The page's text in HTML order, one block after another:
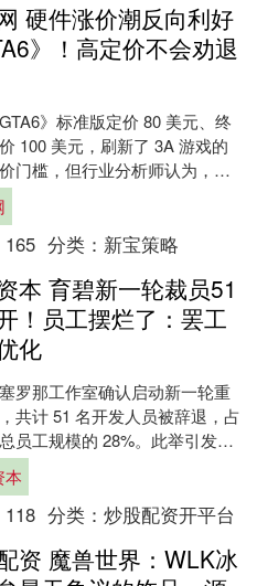
硬件涨价潮反向利好
》！高定价不会劝退
》标准版定价 80 美元、终
100 美元，刷新了 3A 游戏的
门槛，但行业分析师认为，当
件普涨的市场环境，反而会让
165 分类： 新宝策略
本 育碧新一轮裁员51
！员工摆烂了：罢工
化
罗那工作室确认启动新一轮重
共计 51 名开发人员被辞退，占
员工规模的 28%。此举引发员
对，游戏行业工人工会协调委
组织系....
本
118 分类： 炒股配资开平台
资 魔兽世界：WLK冰